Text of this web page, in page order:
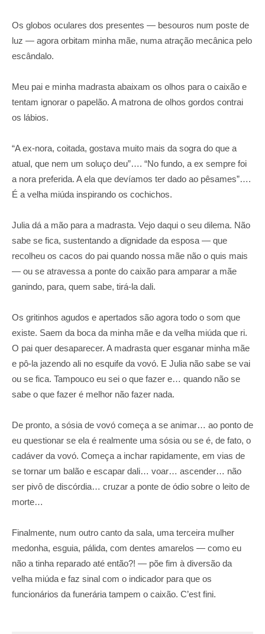
Os globos oculares dos presentes — besouros num poste de
luz — agora orbitam minha mãe, numa atração mecânica pelo
escândalo.
Meu pai e minha madrasta abaixam os olhos para o caixão e
tentam ignorar o papelão. A matrona de olhos gordos contrai
os lábios.
“A ex-nora, coitada, gostava muito mais da sogra do que a
atual, que nem um soluço deu”…. “No fundo, a ex sempre foi
a nora preferida. A ela que devíamos ter dado ao pêsames”….
É a velha miúda inspirando os cochichos.
Julia dá a mão para a madrasta. Vejo daqui o seu dilema. Não
sabe se fica, sustentando a dignidade da esposa — que
recolheu os cacos do pai quando nossa mãe não o quis mais
— ou se atravessa a ponte do caixão para amparar a mãe
ganindo, para, quem sabe, tirá-la dali.
Os gritinhos agudos e apertados são agora todo o som que
existe. Saem da boca da minha mãe e da velha miúda que ri.
O pai quer desaparecer. A madrasta quer esganar minha mãe
e pô-la jazendo ali no esquife da vovó. E Julia não sabe se vai
ou se fica. Tampouco eu sei o que fazer e… quando não se
sabe o que fazer é melhor não fazer nada.
De pronto, a sósia de vovó começa a se animar… ao ponto de
eu questionar se ela é realmente uma sósia ou se é, de fato, o
cadáver da vovó. Começa a inchar rapidamente, em vias de
se tornar um balão e escapar dali… voar… ascender… não
ser pivô de discórdia… cruzar a ponte de ódio sobre o leito de
morte…
Finalmente, num outro canto da sala, uma terceira mulher
medonha, esguia, pálida, com dentes amarelos — como eu
não a tinha reparado até então?! — põe fim à diversão da
velha miúda e faz sinal com o indicador para que os
funcionários da funerária tampem o caixão. C’est fini.